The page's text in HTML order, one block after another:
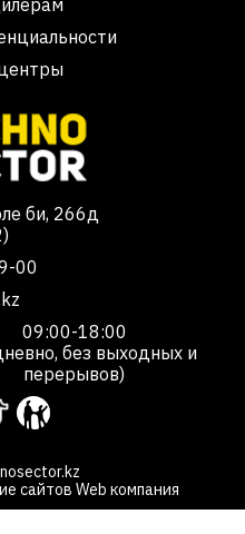
би, 266д
00
09:00-18:00
без выходных и
перерывов)
сайтов Web компания